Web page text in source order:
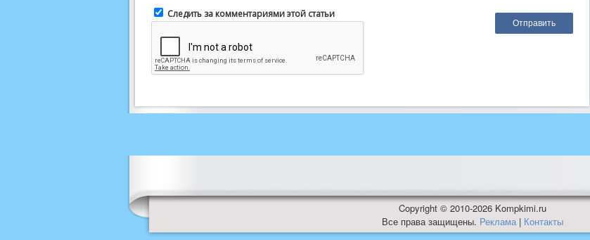
Следить за комментариями этой статьи
Copyright © 2010-2026 Kompkimi.ru
Все права защищены. Реклама| Контакты